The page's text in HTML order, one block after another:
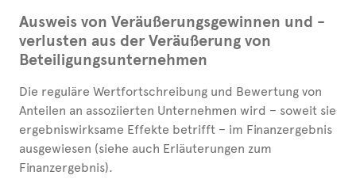
Ausweis von Veräußerungsgewinnen und -
verlusten aus der Veräußerung von
Beteiligungsunternehmen
Die reguläre Wertfortschreibung und Bewertung von
Anteilen an assoziierten Unternehmen wird – soweit sie
ergebniswirksame Effekte betrifft – im Finanzergebnis
ausgewiesen (siehe auch Erläuterungen zum
Finanzergebnis).